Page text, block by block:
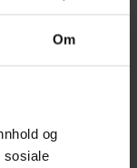
Om
og
sosiale
ryddig og
platen gir en
jakker, vesker